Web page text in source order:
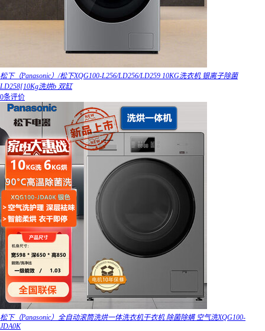
松下（Panasonic）/松下XQG100-L256/LD256/LD259 10KG洗衣机 银离子除菌
LD258[10Kg洗烘b 双缸
0条评价
松下（Panasonic）全自动滚筒洗烘一体洗衣机干衣机 除菌除螨 空气洗XQG100-
JDA0K